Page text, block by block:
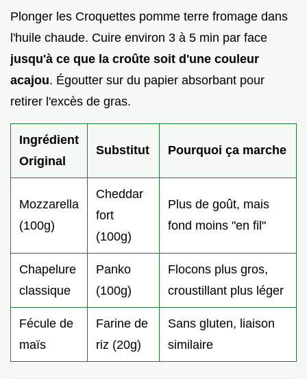
Plonger les Croquettes pomme terre fromage dans
l'huile chaude. Cuire environ 3 à 5 min par face
jusqu'à ce que la croûte soit d'une couleur
acajou. Égoutter sur du papier absorbant pour
retirer l'excès de gras.
Ingrédient
Original
Substitut Pourquoi ça marche
Mozzarella
(100g)
Cheddar
fort
(100g)
Plus de goût, mais
fond moins "en fil"
Chapelure
classique
Panko
(100g)
Flocons plus gros,
croustillant plus léger
Fécule de
maïs
Farine de
riz (20g)
Sans gluten, liaison
similaire